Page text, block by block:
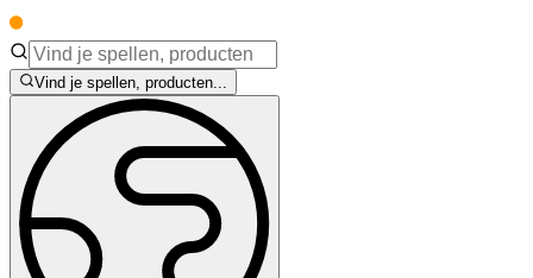
Vind je spellen, producten...